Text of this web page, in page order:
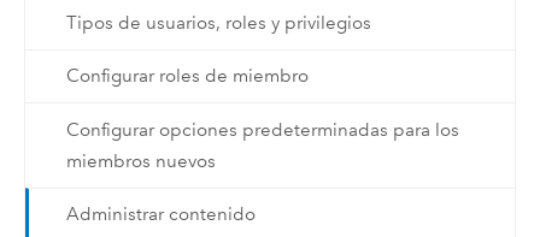
Tipos de usuarios, roles y privilegios
Configurar roles de miembro
Configurar opciones predeterminadas para los
miembros nuevos
Administrar contenido